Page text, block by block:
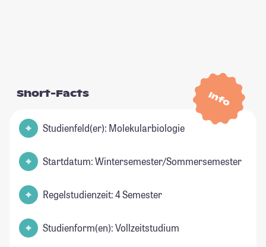
Info
Short-Facts
Studienfeld(er): Molekularbiologie
Startdatum: Wintersemester/Sommersemester
Regelstudienzeit: 4 Semester
Studienform(en): Vollzeitstudium